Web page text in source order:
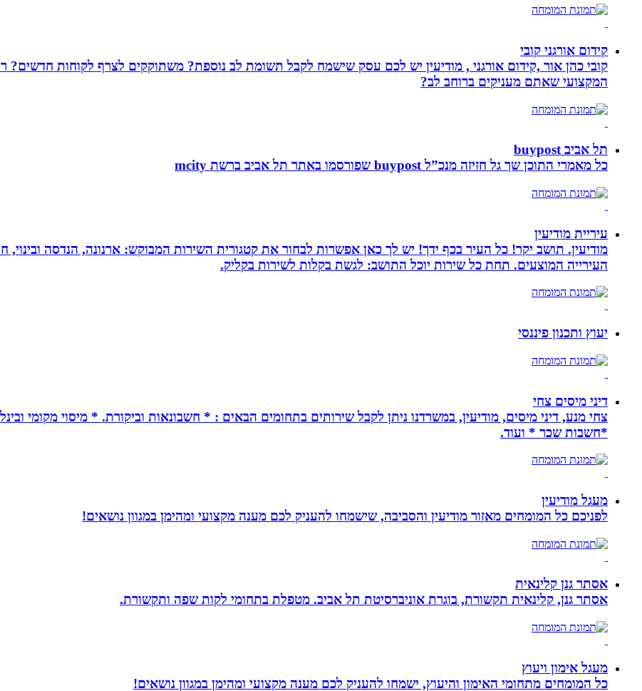
קידום אורגני קובי
קובי כהן אור ,קידום אורגני , מודיעין יש לכם עסק שישמח לקבל תשומת לב נוספת? משתוקקים לצרף לקוחות חדשים?
המקצועי שאתם מעניקים ברוחב לב?
תל אביב buypost
כל מאמרי התוכן שך גל חזיזה מנכ”ל buypost שפורסמו באתר תל אביב ברשת mcity
עיריית מודיעין
מודיעין. תושב יקר! כל העיר בכף ידך! יש לך כאן אפשרות לבחור את קטגורית השירות המבוקש: ארנונה, הנדסה ובינוי,
העירייה המוצעים. תחת כל שירות יוכל התושב: לגשת בקלות לשירות בקליק.
יעוץ ותכנון פיננסי
דיני מיסים צחי
צחי מנע, דיני מיסים, מודיעין, במשרדנו ניתן לקבל שירותים בתחומים הבאים : * חשבונאות וביקורת. * מיסוי מקומי
*חשבות שכר * ועוד.
מעגל מודיעין
לפניכם כל המומחים מאזור מודיעין והסביבה, שישמחו להעניק לכם מענה מקצועי ומהימן במגוון נושאים!
אסתר גנן קלינאית
אסתר גנן, קלינאית תקשורת, בוגרת אוניברסיטת תל אביב. מטפלת בתחומי לקות שפה ותקשורת.
מעגל אימון ויעוץ
כל המומחים מתחומי האימון והיעוץ, ישמחו להעניק לכם מענה מקצועי ומהימן במגוון נושאים!